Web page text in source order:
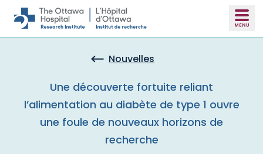
Skip to main content
Nouvelles
Une découverte fortuite reliant
l’alimentation au diabète de type 1 ouvre
une foule de nouveaux horizons de
recherche